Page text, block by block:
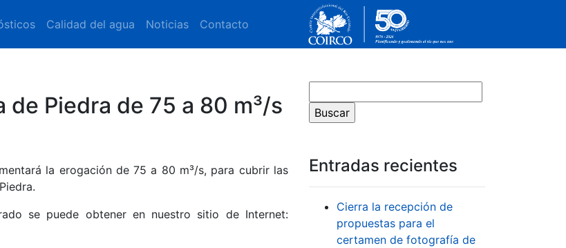
Calidad del agua Noticias Contacto
Piedra de 75 a 80 m³/s
la erogación de 75 a 80 m³/s, para cubrir las
se puede obtener en nuestro sitio de Internet:
Entradas recientes
Cierra la recepción de
propuestas para el
certamen de fotografía de